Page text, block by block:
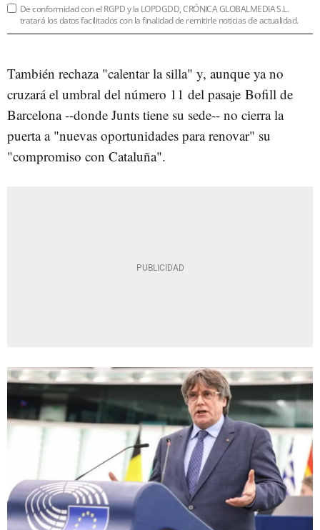
De conformidad con el RGPD y la LOPDGDD, CRÓNICA GLOBALMEDIA S.L.
tratará los datos facilitados con la finalidad de remitirle noticias de actualidad.
También rechaza "calentar la silla" y, aunque ya no
cruzará el umbral del número 11 del pasaje Bofill de
Barcelona --donde Junts tiene su sede-- no cierra la
puerta a "nuevas oportunidades para renovar" su
"compromiso con Cataluña".